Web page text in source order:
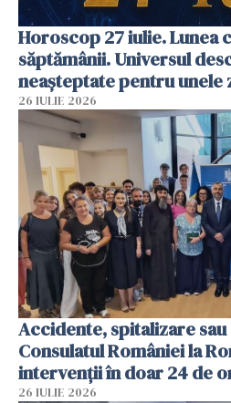
Horoscop 27 iulie. Lunea
săptămânii. Universul
neașteptate pentru unele
26 IULIE 2026
Accidente, spitalizare
Consulatul României la
intervenții în doar 24 de
26 IULIE 2026